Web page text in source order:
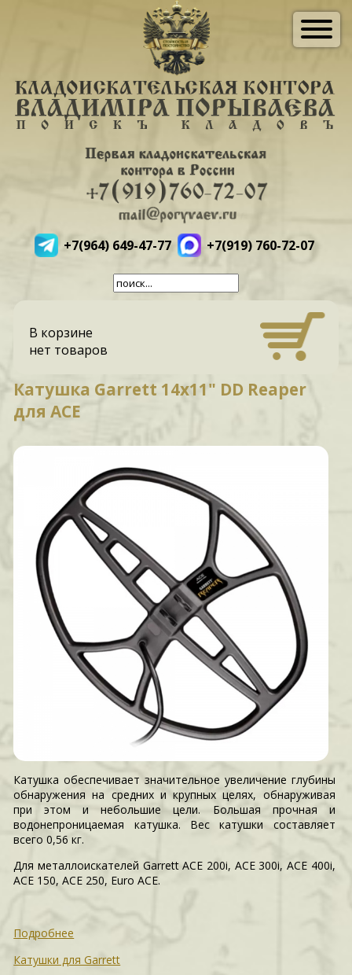
+7(964) 649-47-77 +7(919) 760-72-07
В корзине
нет товаров
Катушка Garrett 14x11" DD Reaper
для ACE
Катушка обеспечивает значительное увеличение глубины
обнаружения на средних и крупных целях, обнаруживая
при этом и небольшие цели. Большая прочная и
водонепроницаемая катушка. Вес катушки составляет
всего 0,56 кг.
Для металлоискателей Garrett ACE 200i, ACE 300i, ACE 400i,
ACE 150, ACE 250, Euro ACE.
Подробнее
Катушки для Garrett